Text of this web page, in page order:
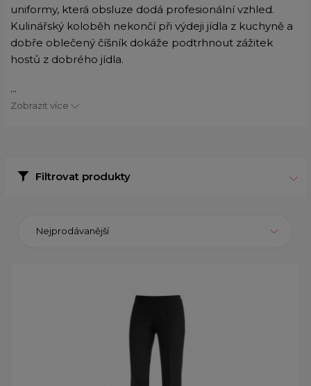
uniformy, která obsluze dodá profesionální vzhled.
Kulinářský koloběh nekončí při výdeji jídla z kuchyně a
dobře oblečený číšník dokáže podtrhnout zážitek
hostů z dobrého jídla.
...
Zobrazit více
Filtrovat produkty
Nejprodávanější